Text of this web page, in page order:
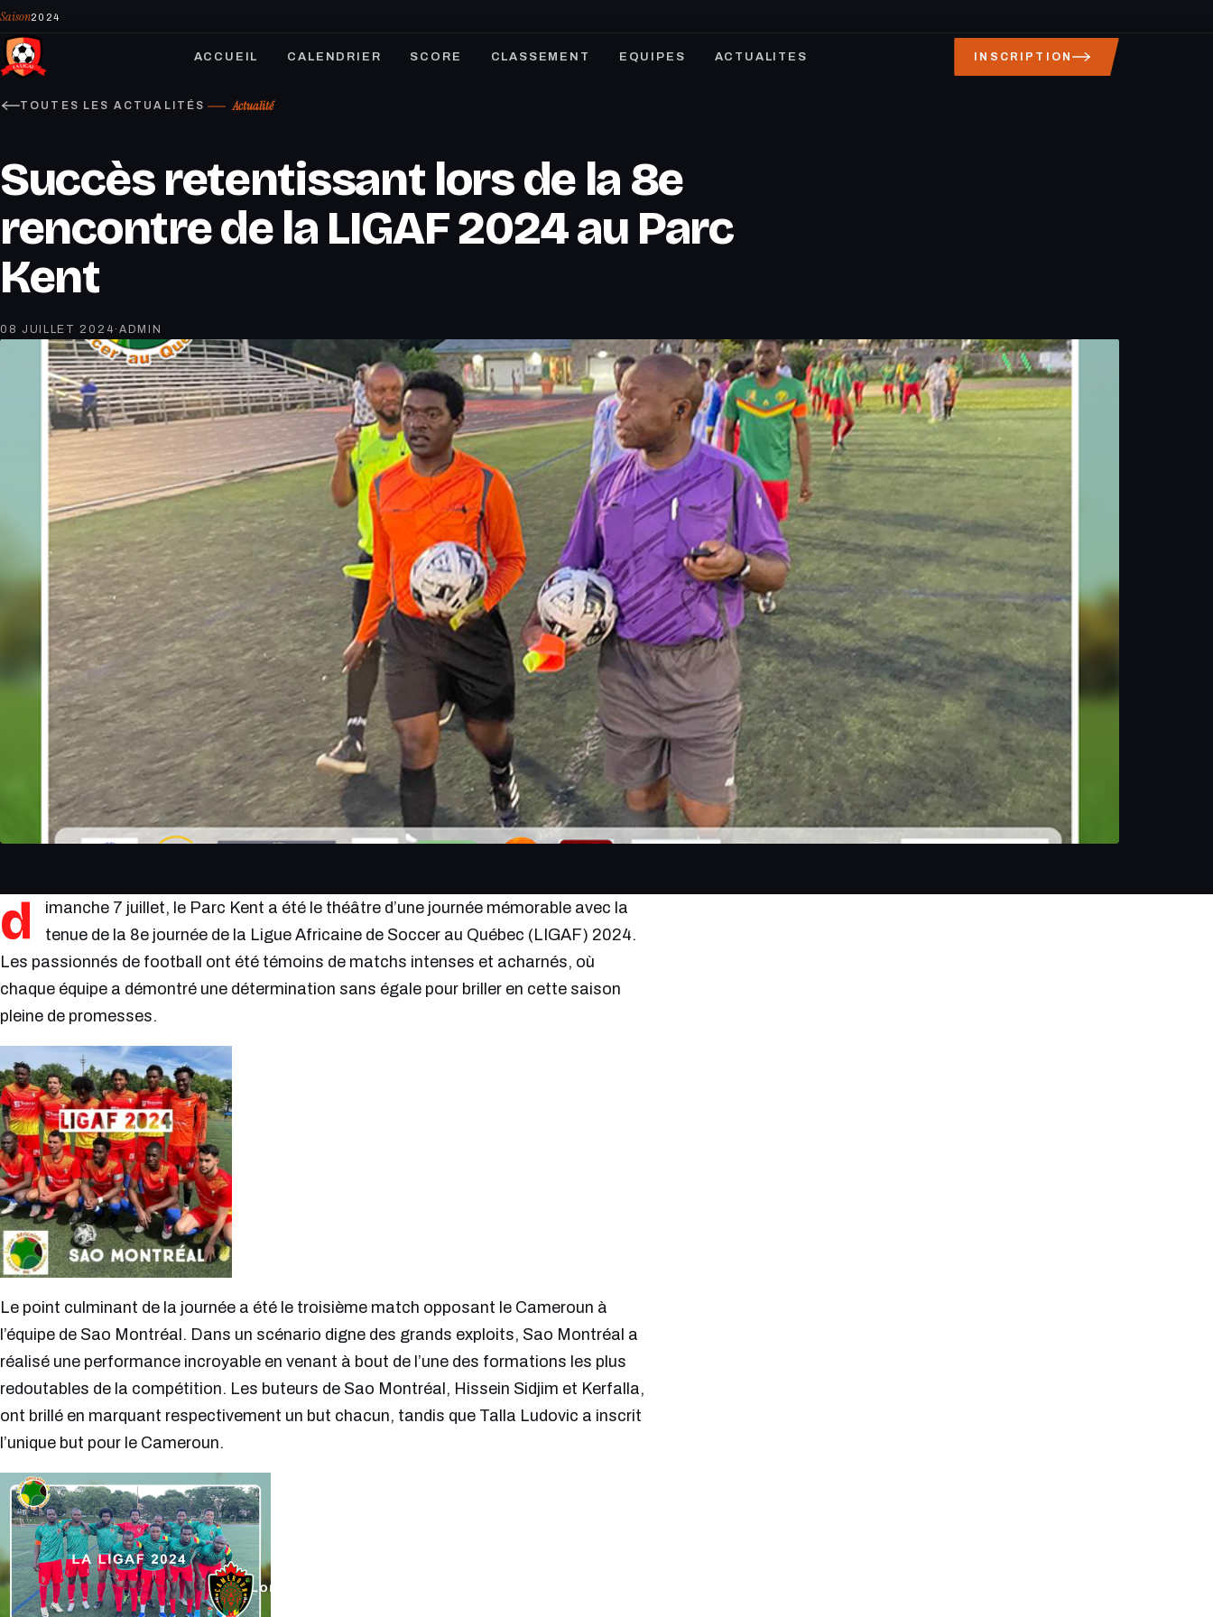
Saison2024
ACCUEIL CALENDRIER SCORE CLASSEMENT EQUIPES ACTUALITES INSCRIPTION
TOUTES LES ACTUALITÉS Actualité
Succès retentissant lors de la 8e
rencontre de la LIGAF 2024 au Parc
Kent
08 JUILLET 2024 · ADMIN
d
imanche 7 juillet, le Parc Kent a été le théâtre d’une journée mémorable avec la
tenue de la 8e journée de la Ligue Africaine de Soccer au Québec (LIGAF) 2024.
Les passionnés de football ont été témoins de matchs intenses et acharnés, où
chaque équipe a démontré une détermination sans égale pour briller en cette saison
pleine de promesses.
Le point culminant de la journée a été le troisième match opposant le Cameroun à
l’équipe de Sao Montréal. Dans un scénario digne des grands exploits, Sao Montréal a
réalisé une performance incroyable en venant à bout de l’une des formations les plus
redoutables de la compétition. Les buteurs de Sao Montréal, Hissein Sidjim et Kerfalla,
ont brillé en marquant respectivement un but chacun, tandis que Talla Ludovic a inscrit
l’unique but pour le Cameroun.